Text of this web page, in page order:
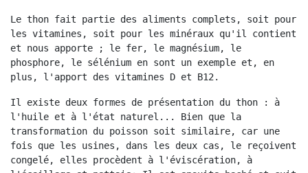
Le thon fait partie des aliments complets, soit pour
les vitamines, soit pour les minéraux qu'il contient
et nous apporte ; le fer, le magnésium, le
phosphore, le sélénium en sont un exemple et, en
plus, l'apport des vitamines D et B12.
Il existe deux formes de présentation du thon : à
l'huile et à l'état naturel... Bien que la
transformation du poisson soit similaire, car une
fois que les usines, dans les deux cas, le reçoivent
congelé, elles procèdent à l'éviscération, à